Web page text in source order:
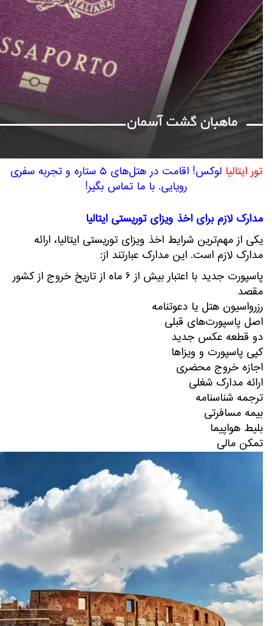
تور ایتالیا
لوکس! اقامت در هتل‌های ۵ ستاره و تجربه سفری
رویایی. با ما تماس بگیر!
مدارک لازم برای اخذ ویزای توریستی ایتالیا
یکی از مهم‌ترین شرایط اخذ ویزای توریستی ایتالیا، ارائه
مدارک لازم است. این مدارک عبارتند از:
پاسپورت جدید با اعتبار بیش از 6 ماه از تاریخ خروج از کشور
مقصد
رزرواسیون هتل یا دعوتنامه
اصل پاسپورت‌های قبلی
دو قطعه عکس جدید
کپی پاسپورت و ویزاها
اجازه خروج محضری
ارائه مدارک شغلی
ترجمه شناسنامه
بیمه مسافرتی
بلیط هواپیما
تمکن مالی